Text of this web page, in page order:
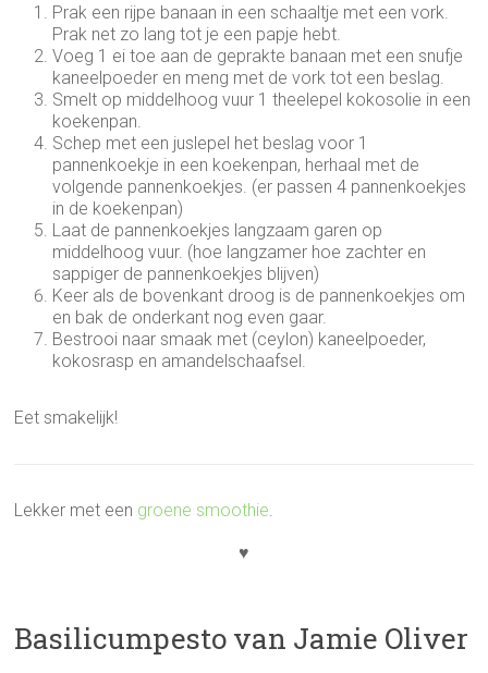
Prak een rijpe banaan in een schaaltje met een vork.
Prak net zo lang tot je een papje hebt.
Voeg 1 ei toe aan de geprakte banaan met een snufje
kaneelpoeder en meng met de vork tot een beslag.
Smelt op middelhoog vuur 1 theelepel kokosolie in een
koekenpan.
Schep met een juslepel het beslag voor 1
pannenkoekje in een koekenpan, herhaal met de
volgende pannenkoekjes. (er passen 4 pannenkoekjes
in de koekenpan)
Laat de pannenkoekjes langzaam garen op
middelhoog vuur. (hoe langzamer hoe zachter en
sappiger de pannenkoekjes blijven)
Keer als de bovenkant droog is de pannenkoekjes om
en bak de onderkant nog even gaar.
Bestrooi naar smaak met (ceylon) kaneelpoeder,
kokosrasp en amandelschaafsel.
Eet smakelijk!
Lekker met een groene smoothie
♥
Basilicumpesto van Jamie Oliver